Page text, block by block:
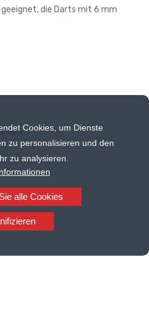
Cookies, um Dienste
zu personalisieren und den
zu analysieren.
alle Cookies
die Darts mit 6 mm